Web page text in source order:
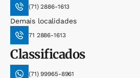
(71) 2886-1613
Demais localidades
71 2886-1613
Classificados
(71) 99965-8961